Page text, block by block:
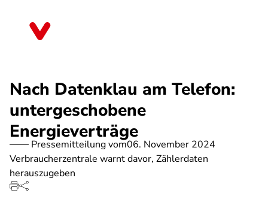
Nach Datenklau am Telefon:
untergeschobene
Energieverträge
Pressemitteilung vom06. November 2024
Verbraucherzentrale warnt davor, Zählerdaten
herauszugeben